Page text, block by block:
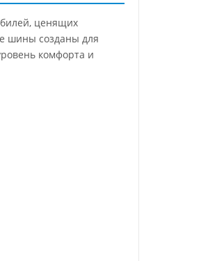
ценящих
шины созданы для
комфорта и